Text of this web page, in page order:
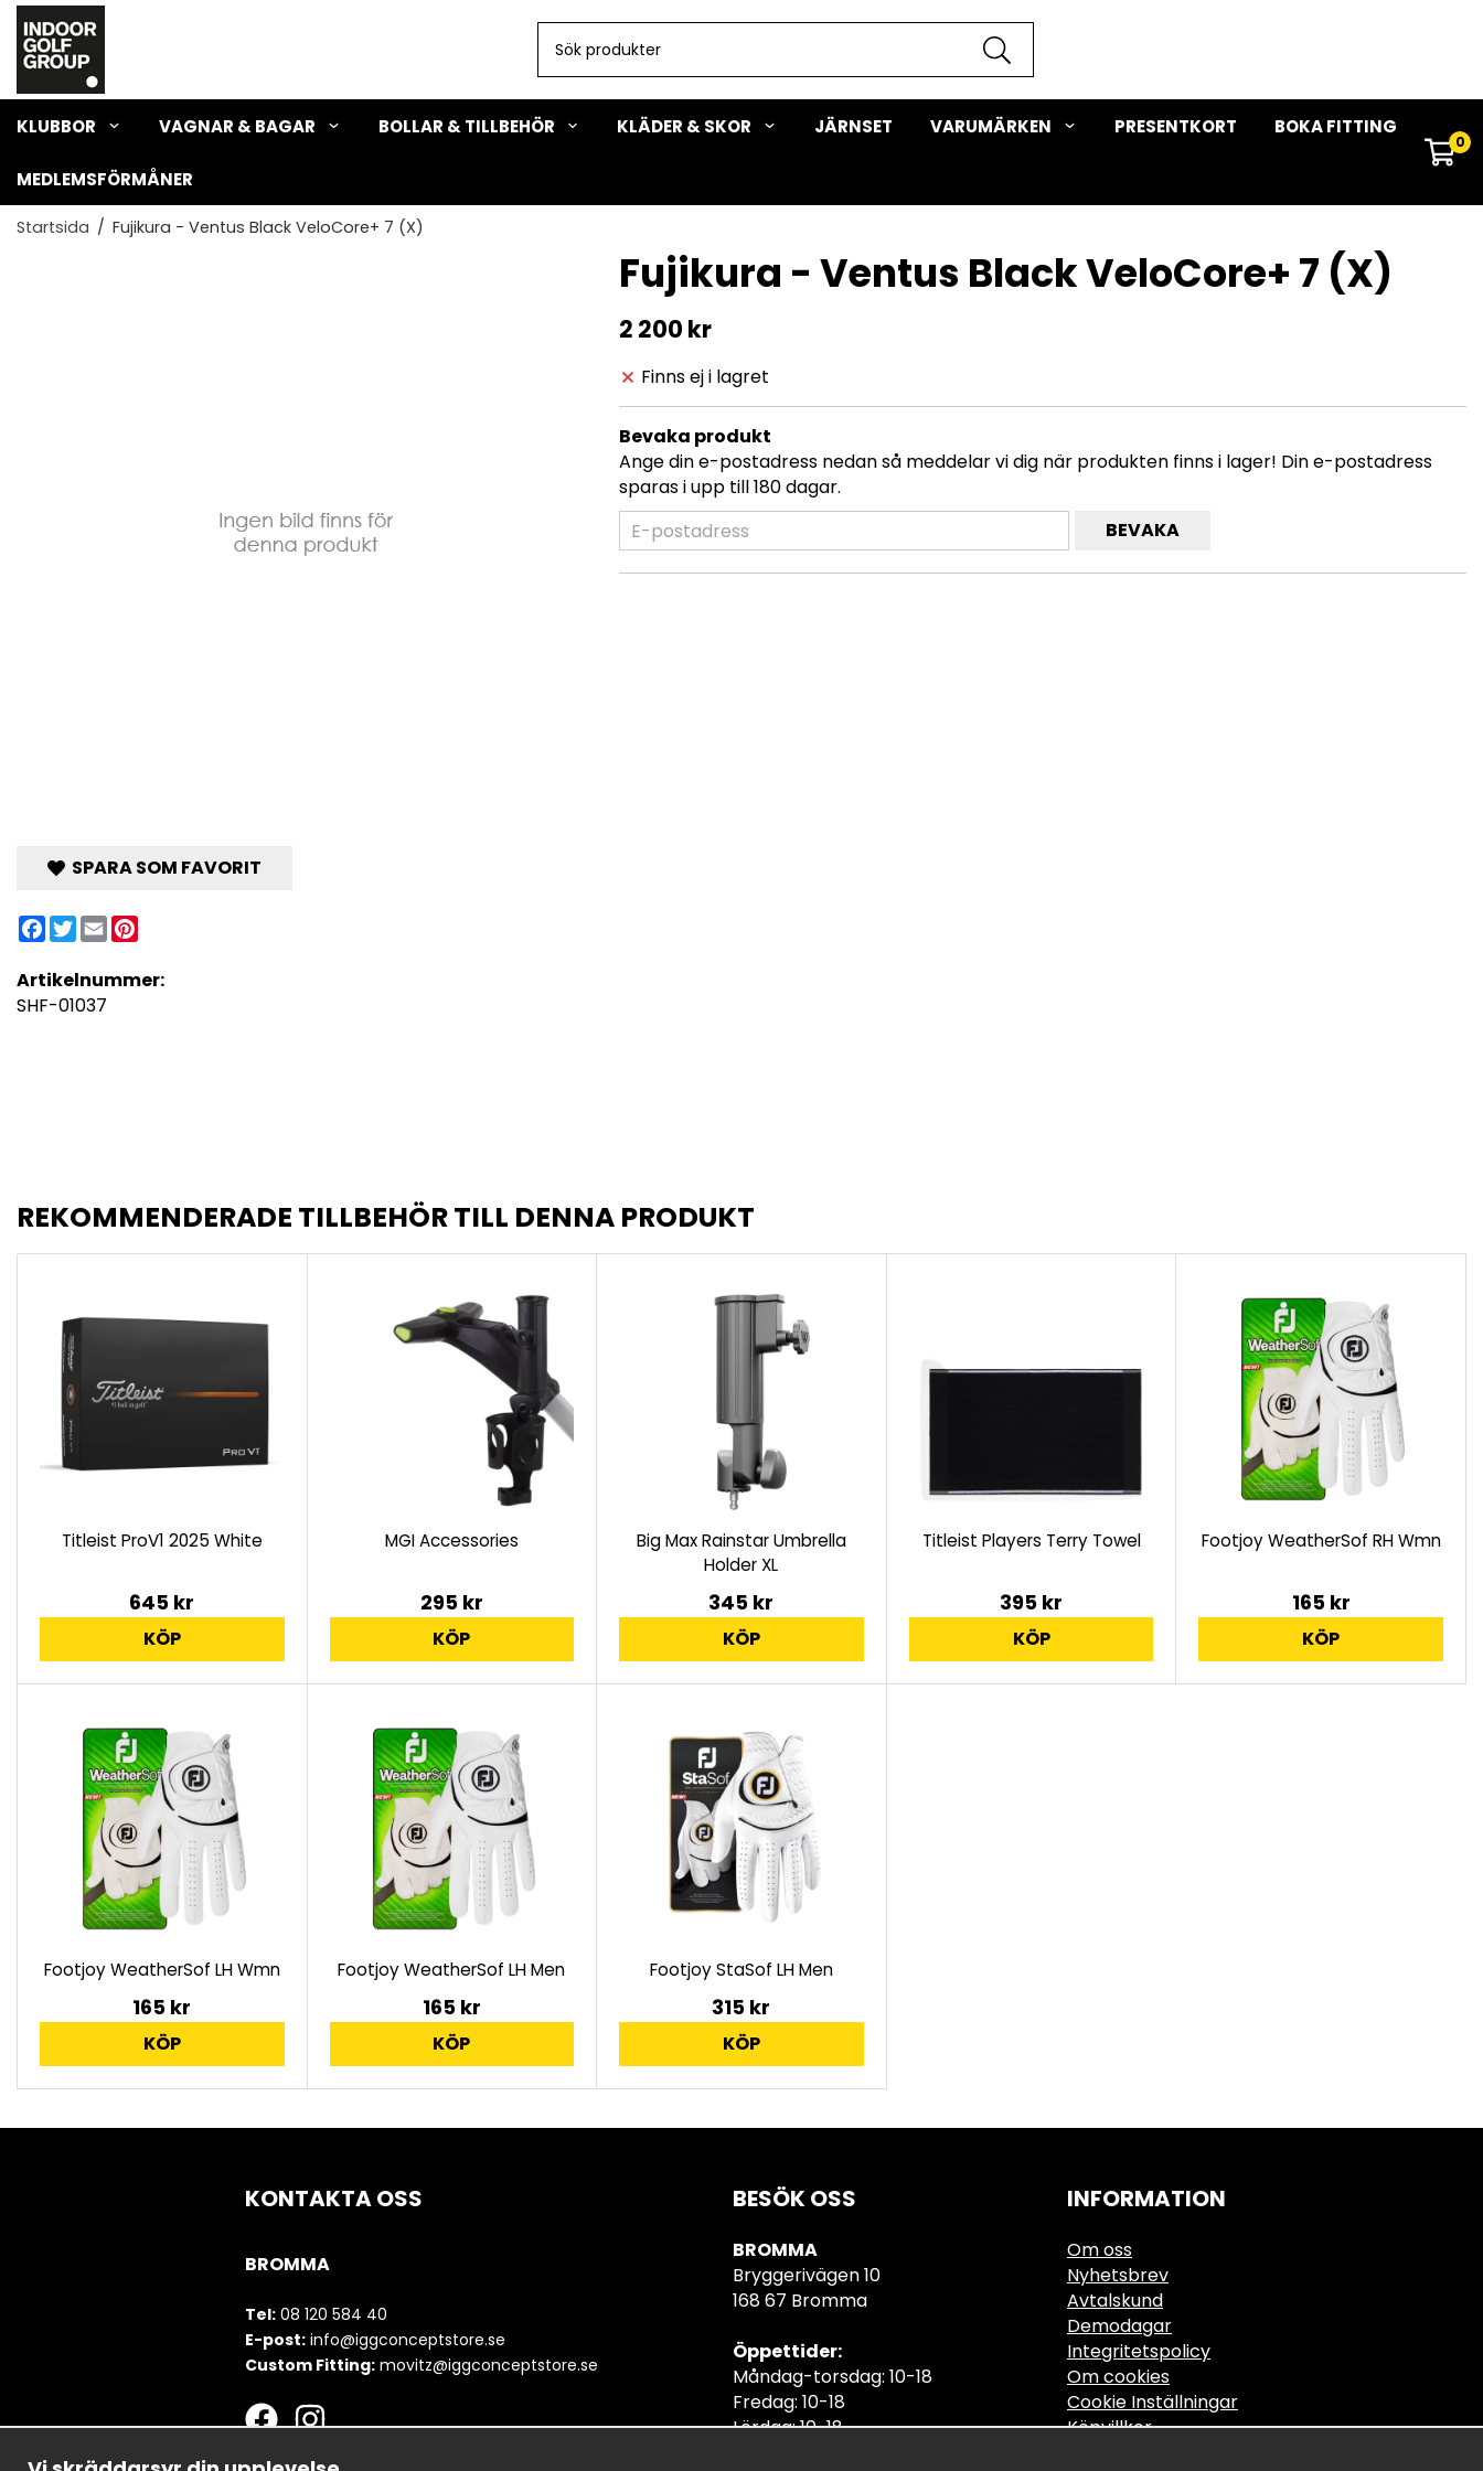
KLUBBOR VAGNAR & BAGAR BOLLAR & TILLBEHÖR KLÄDER & SKOR JÄRNSET VARUMÄRKEN PRESENTKORT BOKA FITTING
MEDLEMSFÖRMÅNER
0
Startsida / Fujikura - Ventus Black VeloCore+ 7 (X)
Fujikura - Ventus Black VeloCore+ 7 (X)
2 200 kr
Finns ej i lagret
Bevaka produkt
Ange din e-postadress nedan så meddelar vi dig när produkten finns i lager! Din e-postadress
sparas i upp till 180 dagar.
BEVAKA
SPARA SOM FAVORIT
Facebook
Twitter
Email
Artikelnummer:
SHF-01037
REKOMMENDERADE TILLBEHÖR TILL DENNA PRODUKT
Titleist ProV1 2025 White
645 kr
KÖP
MGI Accessories
295 kr
KÖP
Big Max Rainstar Umbrella
Holder XL
345 kr
KÖP
Titleist Players Terry Towel
395 kr
KÖP
Footjoy WeatherSof RH Wmn
165 kr
KÖP
Footjoy WeatherSof LH Wmn
165 kr
KÖP
Footjoy WeatherSof LH Men
165 kr
KÖP
Footjoy StaSof LH Men
315 kr
KÖP
KONTAKTA OSS
BROMMA
Tel: 08 120 584 40
E-post: info@iggconceptstore.se
Custom Fitting: movitz@iggconceptstore.se
BESÖK OSS
BROMMA
Bryggerivägen 10
168 67 Bromma
Öppettider:
Måndag-torsdag: 10-18
Fredag: 10-18
Lördag: 10-18
INFORMATION
Om oss
Nyhetsbrev
Avtalskund
Demodagar
Integritetspolicy
Om cookies
Cookie Inställningar
Köpvillkor